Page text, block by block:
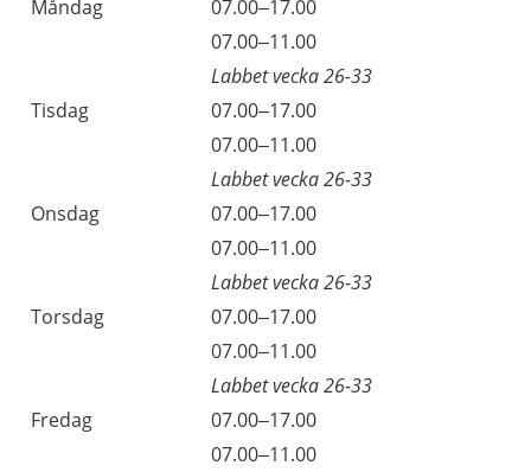
Dag
Öppettider
Kommentarer
Måndag
07.00–17.00
07.00–11.00
Labbet vecka 26-33
Tisdag
07.00–17.00
07.00–11.00
Labbet vecka 26-33
Onsdag
07.00–17.00
07.00–11.00
Labbet vecka 26-33
Torsdag
07.00–17.00
07.00–11.00
Labbet vecka 26-33
Fredag
07.00–17.00
07.00–11.00